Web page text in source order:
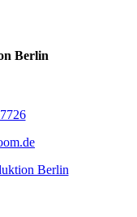
Berlin
Berlin